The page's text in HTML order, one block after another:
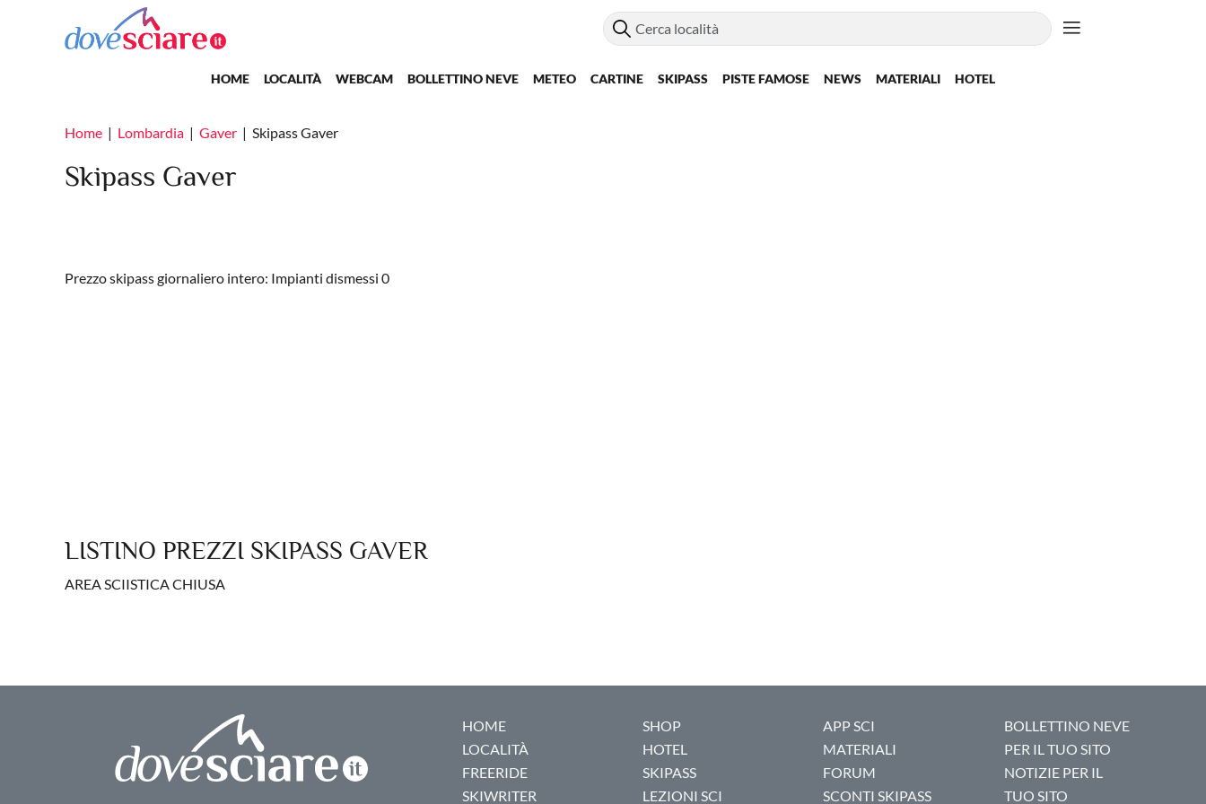
Salta al contenuto principale
Main navigation
HOME LOCALITÀ WEBCAM BOLLETTINO NEVE METEO CARTINE SKIPASS PISTE FAMOSE NEWS MATERIALI HOTEL
Home Lombardia Gaver Skipass Gaver
Skipass Gaver
Prezzo skipass giornaliero intero: Impianti dismessi 0
LISTINO PREZZI SKIPASS GAVER
AREA SCIISTICA CHIUSA
HOME
LOCALITÀ
FREERIDE
SKIWRITER
SHOP
HOTEL
SKIPASS
LEZIONI SCI
APP SCI
MATERIALI
FORUM
SCONTI SKIPASS
BOLLETTINO NEVE
PER IL TUO SITO
NOTIZIE PER IL
TUO SITO